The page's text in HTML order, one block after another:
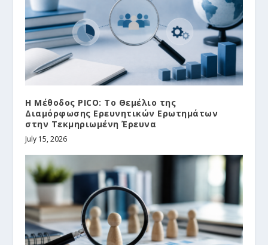
Η Μέθοδος PICO: Το Θεμέλιο της
Διαμόρφωσης Ερευνητικών Ερωτημάτων
στην Τεκμηριωμένη Έρευνα
July 15, 2026